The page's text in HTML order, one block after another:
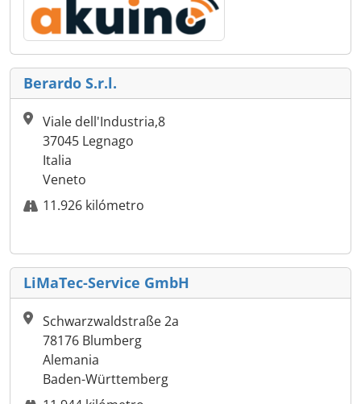
Berardo S.r.l.
Viale dell'Industria,8
37045 Legnago
Italia
Veneto
11.926 kilómetro
LiMaTec-Service GmbH
Schwarzwaldstraße 2a
78176 Blumberg
Alemania
Baden-Württemberg